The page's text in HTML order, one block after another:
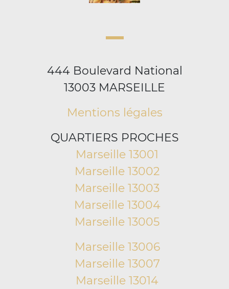
444 Boulevard National
13003 MARSEILLE
Mentions légales
QUARTIERS PROCHES
Marseille 13001
Marseille 13002
Marseille 13003
Marseille 13004
Marseille 13005
Marseille 13006
Marseille 13007
Marseille 13014